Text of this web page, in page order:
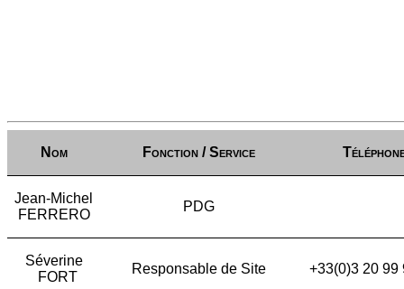
Nom Fonction / Service
Jean-Michel
FERRERO
PDG
Séverine
FORT
Responsable de Site +33(0)3 20 99